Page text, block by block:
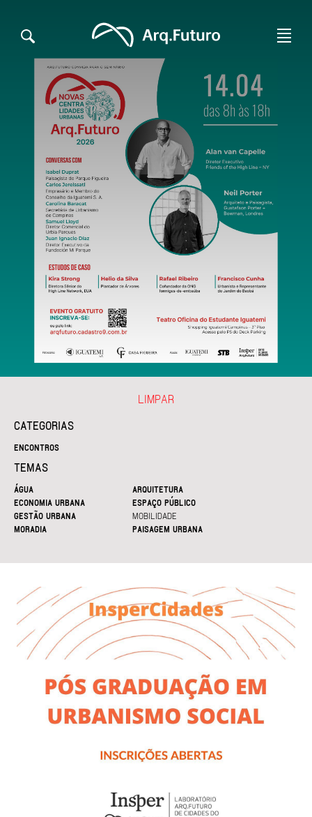
CATEGORIAS
ENCONTROS
TEMAS
ÁGUA
ARQUITETURA
ECONOMIA URBANA
ESPAÇO PÚBLICO
GESTÃO URBANA
MOBILIDADE
MORADIA
PAISAGEM URBANA
LIMPAR